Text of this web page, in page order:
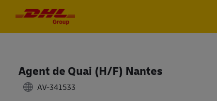
Agent de Quai (H/F) Nantes
AV-341533